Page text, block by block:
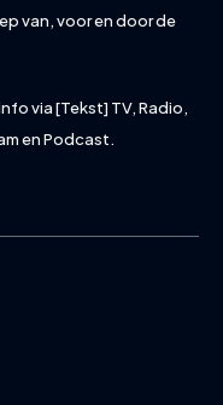
van, voor en door de
via [Tekst] TV, Radio,
en Podcast.